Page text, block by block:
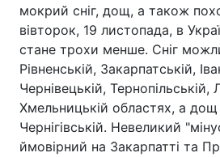
мокрий сніг, дощ, а також
вівторок, 19 листопада, в
стане трохи менше. Сніг
Рівненській, Закарпатській,
Чернівецькій, Тернопільській,
Хмельницькій областях, а
Чернігівській. Невеликий
ймовірний на Закарпатті та